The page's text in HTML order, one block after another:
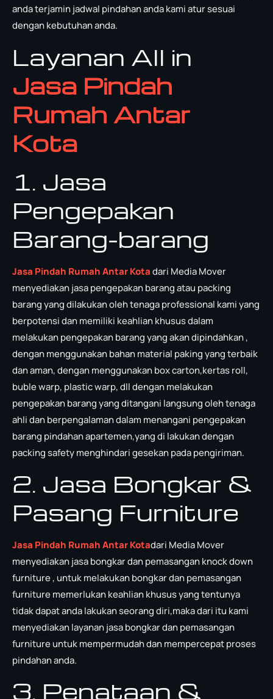
anda terjamin jadwal pindahan anda kami atur sesuai
dengan kebutuhan anda.
Layanan All in
Jasa Pindah
Rumah Antar
Kota
1. Jasa
Pengepakan
Barang-barang
Jasa Pindah Rumah Antar Kotadari Media Mover
menyediakan jasa pengepakan barang atau packing
barang yang dilakukan oleh tenaga professional kami yang
berpotensi dan memiliki keahlian khusus dalam
melakukan pengepakan barang yang akan dipindahkan ,
dengan menggunakan bahan material paking yang terbaik
dan aman, dengan menggunakan box carton,kertas roll,
buble warp, plastic warp, dll dengan melakukan
pengepakan barang yang ditangani langsung oleh tenaga
ahli dan berpengalaman dalam menangani pengepakan
barang pindahan apartemen,yang di lakukan dengan
packing safety menghindari gesekan pada pengiriman.
2. Jasa Bongkar &
Pasang Furniture
Jasa Pindah Rumah Antar Kotadari Media Mover
menyediakan jasa bongkar dan pemasangan knock down
furniture , untuk melakukan bongkar dan pemasangan
furniture memerlukan keahlian khusus yang tentunya
tidak dapat anda lakukan seorang diri,maka dari itu kami
menyediakan layanan jasa bongkar dan pemasangan
furniture untuk mempermudah dan mempercepat proses
pindahan anda.
3. Penataan &